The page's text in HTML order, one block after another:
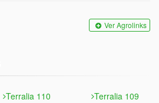
Ver Agrolinks
Terralia 110
Terralia 109